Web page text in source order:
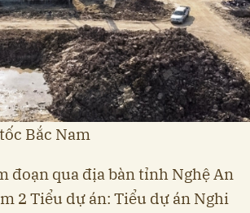
Bắc Nam
đoạn qua địa bàn tỉnh Nghệ An
2 Tiểu dự án: Tiểu dự án Nghi